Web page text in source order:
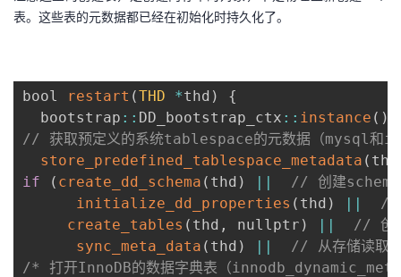
表。 这些表的元数据都已经在初始化时持久化了。
bool restart (THD *thd )
{
  bootstrap
: : DD_bootstrap_ctx : : instance ( )
// 获取预定义的系统tablespace的元数据（mysql和
store_predefined_tablespace_metadata ( thd
if
( create_dd_schema ( thd ) ||
// 创建
initialize_dd_properties ( thd ) ||
//
create_tables ( thd , nullptr ) ||
// 创
sync_meta_data ( thd ) ||
// 从存储读取
/* 打开InnoDB的数据字典表（